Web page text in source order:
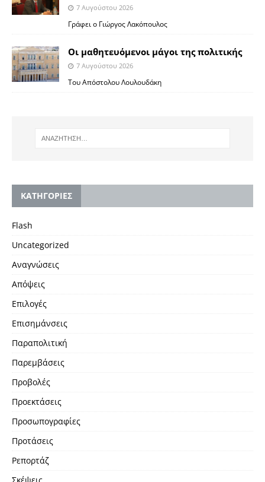
7 Αυγούστου 2026
Γράφει ο Γιώργος Λακόπουλος
Οι μαθητευόμενοι μάγοι της πολιτικής
7 Αυγούστου 2026
Του Απόστολου Λουλουδάκη
KΑΤΗΓΟΡΙΕΣ
Flash
Uncategorized
Αναγνώσεις
Απόψεις
Επιλογές
Επισημάνσεις
Παραπολιτική
Παρεμβάσεις
Προβολές
Προεκτάσεις
Προσωπογραφίες
Προτάσεις
Ρεπορτάζ
Σκέψεις